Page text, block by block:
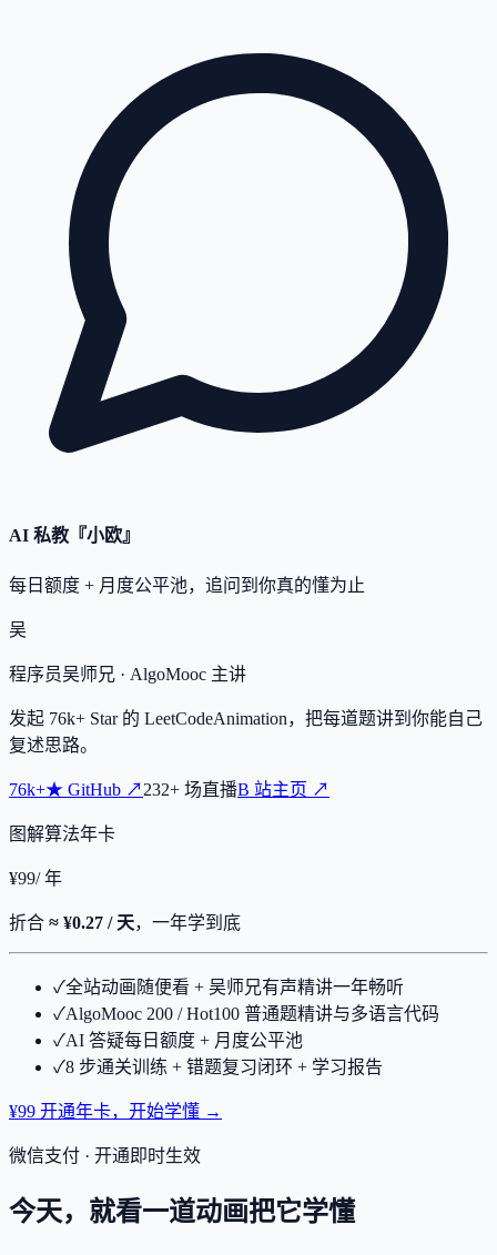
AI 私教『小欧』
每日额度 + 月度公平池，追问到你真的懂为止
吴
程序员吴师兄 · AlgoMooc 主讲
发起 76k+ Star 的 LeetCodeAnimation，把每道题讲到你能自己
复述思路。
76k+★ GitHub ↗232+ 场直播B 站主页 ↗
图解算法年卡
¥99/ 年
折合 ≈ ¥0.27 / 天，一年学到底
✓全站动画随便看 + 吴师兄有声精讲一年畅听
✓AlgoMooc 200 / Hot100 普通题精讲与多语言代码
✓AI 答疑每日额度 + 月度公平池
✓8 步通关训练 + 错题复习闭环 + 学习报告
¥99 开通年卡，开始学懂 →
微信支付 · 开通即时生效
今天，就看一道动画把它学懂